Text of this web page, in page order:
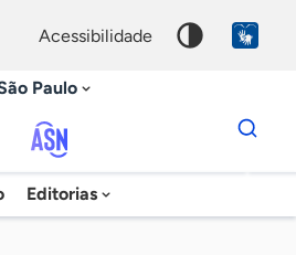
acessibilidade
Paulo
Agência
Sebrae
Editorias
Dados
para
chave